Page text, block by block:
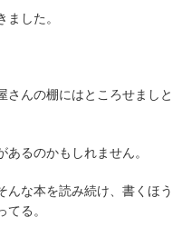
した。
んの棚にはところせましと
るのかもしれません。
んな本を読み続け、書くほう
る。